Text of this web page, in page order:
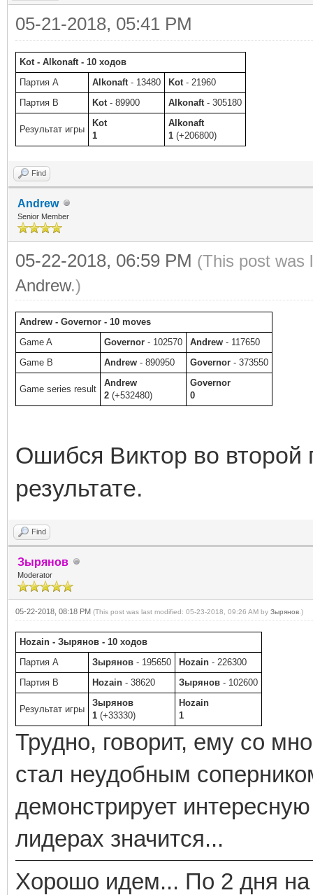
05-21-2018, 05:41 PM
Kot - Alkonaft - 10 ходов
Партия A
Alkonaft - 13480 Kot - 21960
Партия B
Kot - 89900 Alkonaft - 305180
Результат игры
Kot
1
Alkonaft
1 (+206800)
Find
Andrew
Senior Member
05-22-2018, 06:59 PM (This post was
Andrew.)
Andrew - Governor - 10 moves
Game A
Governor - 102570 Andrew - 117650
Game B
Andrew - 890950 Governor - 373550
Game series result
Andrew
2 (+532480)
Governor
0
Ошибся Виктор во второй
результате.
Find
Зырянов
Moderator
05-22-2018, 08:18 PM (This post was last modified: 05-23-2018, 09:26 AM by Зырянов .)
Hozain - Зырянов - 10 ходов
Партия A
Зырянов - 195650 Hozain - 226300
Партия B
Hozain - 38620 Зырянов - 102600
Результат игры
Зырянов
1 (+33330)
Hozain
1
Трудно, говорит, ему со
стал неудобным
демонстрирует
лидерах значится...
Хорошо идем... По 2 дня на